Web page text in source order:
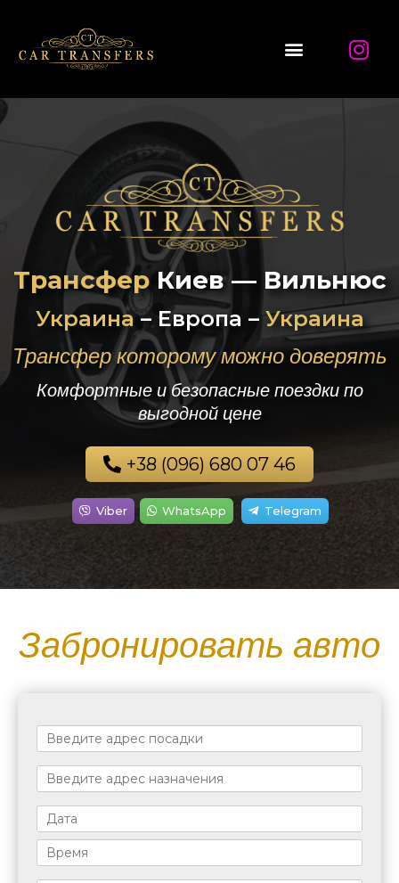
ТрансферКиев — Вильнюс
Украина– Европа – Украина
Трансфер которому можно доверять
Комфортные и безопасные поездки по
выгодной цене
+38 (096) 680 07 46
Viber WhatsApp Telegram
Забронировать авто